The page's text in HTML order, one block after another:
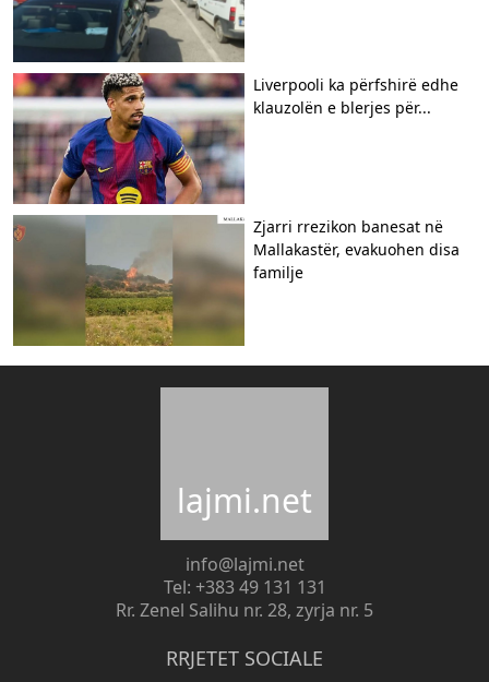
Liverpooli ka përfshirë edhe
klauzolën e blerjes për...
Zjarri rrezikon banesat në
Mallakastër, evakuohen disa
familje
lajmi.net
info@lajmi.net
Tel: +383 49 131 131
Rr. Zenel Salihu nr. 28, zyrja nr. 5
RRJETET SOCIALE